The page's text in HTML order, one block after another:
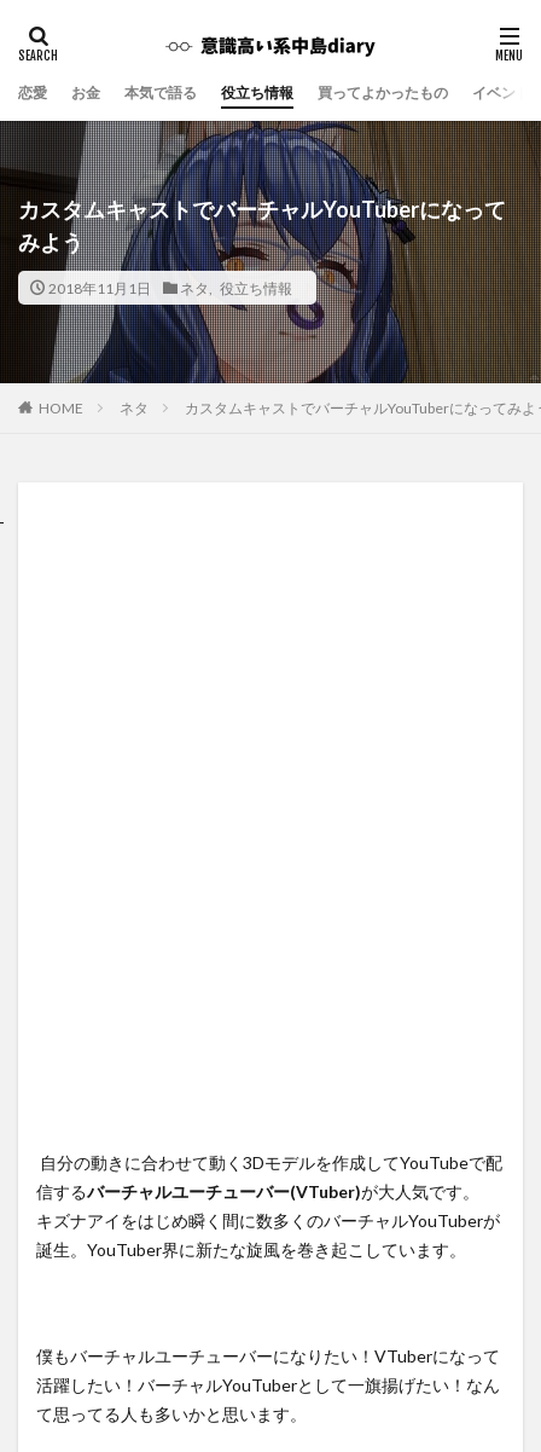
恋愛 お金 本気で語る 役立ち情報 買ってよかったもの イベント
カスタムキャストでバーチャルYouTuberになって
みよう
2018年11月1日 ネタ 役立ち情報
HOME ネタ カスタムキャストでバーチャルYouTuberになってみよ
自分の動きに合わせて動く3Dモデルを作成してYouTubeで配
信するバーチャルユーチューバー(VTuber)が大人気です。
キズナアイをはじめ瞬く間に数多くのバーチャルYouTuberが
誕生。YouTuber界に新たな旋風を巻き起こしています。
僕もバーチャルユーチューバーになりたい！VTuberになって
活躍したい！バーチャルYouTuberとして一旗揚げたい！なん
て思ってる人も多いかと思います。